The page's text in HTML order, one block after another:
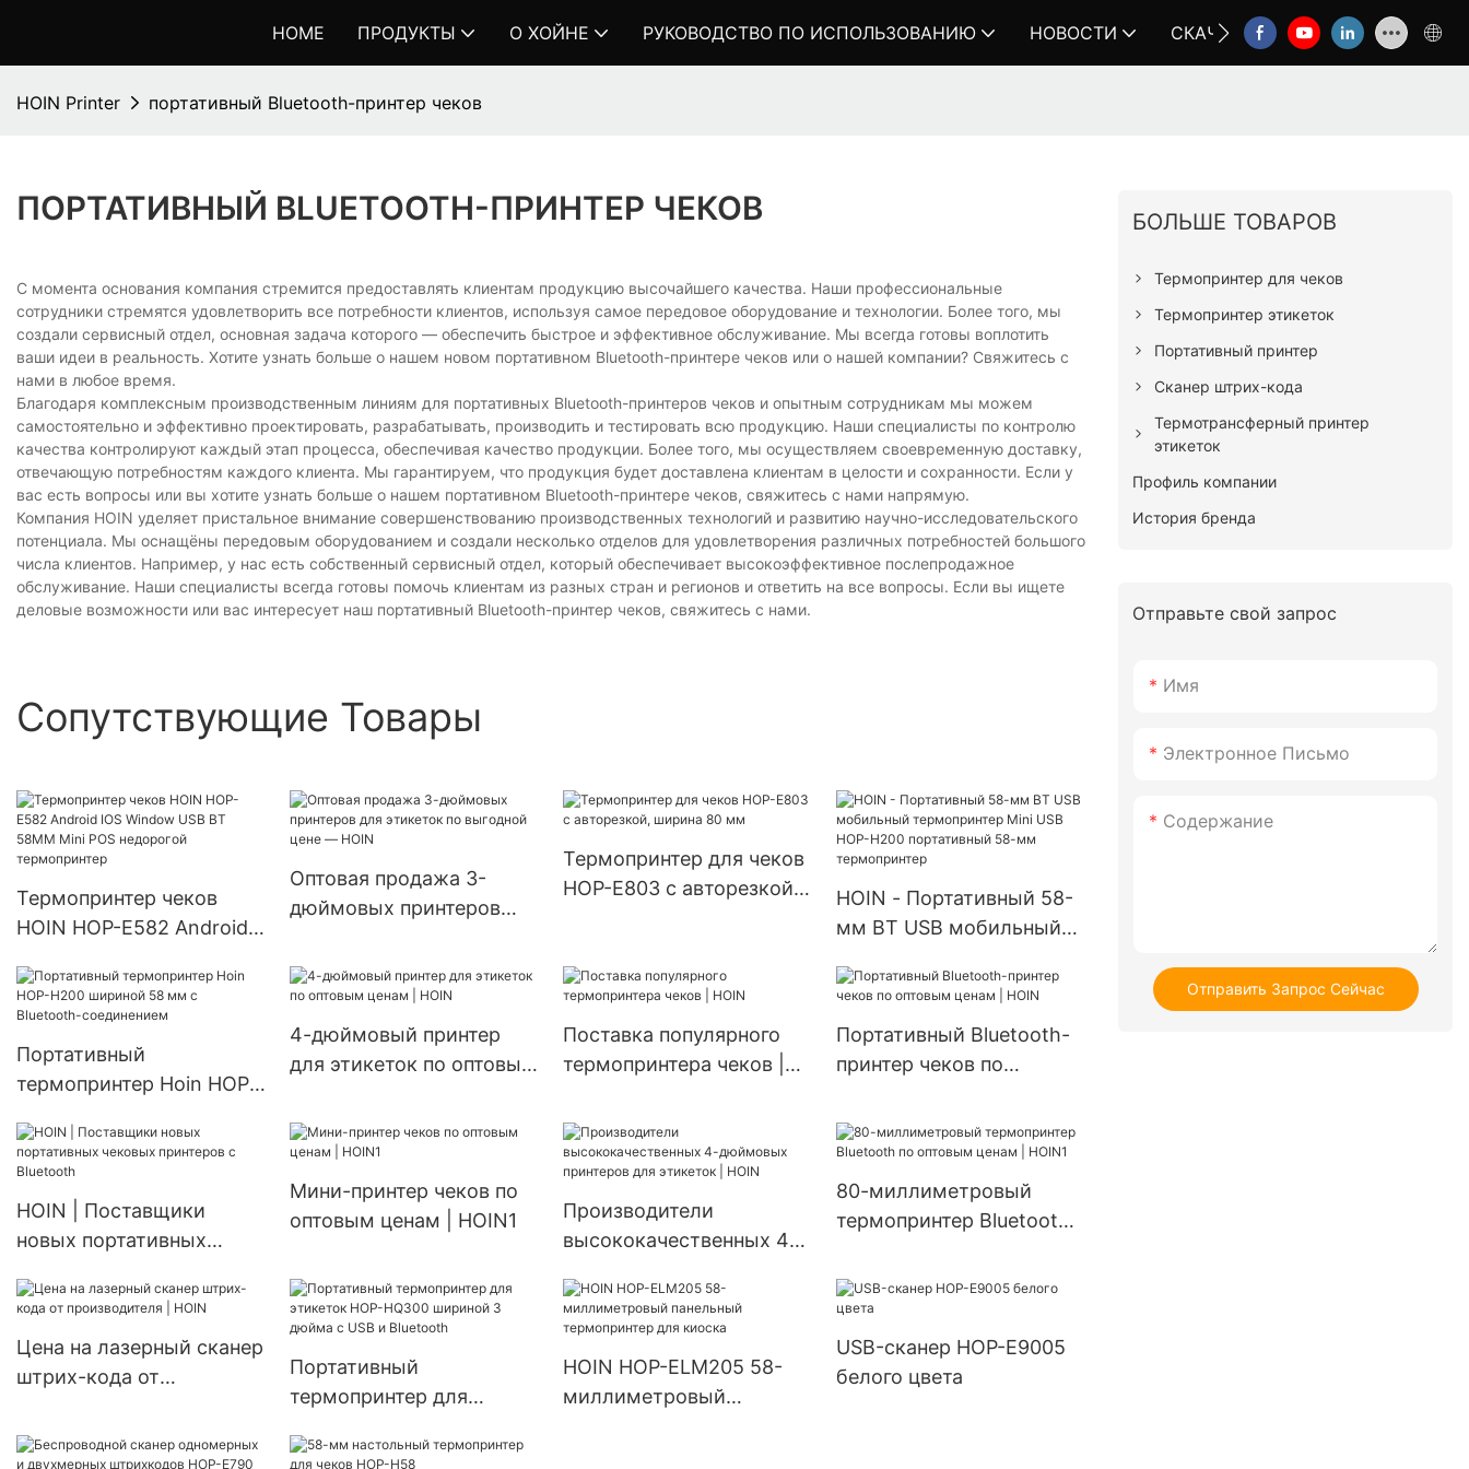
HOME ПРОДУКТЫ О ХОЙНЕ РУКОВОДСТВО ПО ИСПОЛЬЗОВАНИЮ НОВОСТИ СКАЧАТЬ СВЯЗАТЬСЯ С
HOIN Printer портативный Bluetooth-принтер чеков
ПОРТАТИВНЫЙ BLUETOOTH-ПРИНТЕР ЧЕКОВ
С момента основания компания стремится предоставлять клиентам продукцию высочайшего качества. Наши профессиональные
сотрудники стремятся удовлетворить все потребности клиентов, используя самое передовое оборудование и технологии. Более того, мы
создали сервисный отдел, основная задача которого — обеспечить быстрое и эффективное обслуживание. Мы всегда готовы воплотить
ваши идеи в реальность. Хотите узнать больше о нашем новом портативном Bluetooth-принтере чеков или о нашей компании? Свяжитесь с
нами в любое время.
Благодаря комплексным производственным линиям для портативных Bluetooth-принтеров чеков и опытным сотрудникам мы можем
самостоятельно и эффективно проектировать, разрабатывать, производить и тестировать всю продукцию. Наши специалисты по контролю
качества контролируют каждый этап процесса, обеспечивая качество продукции. Более того, мы осуществляем своевременную доставку,
отвечающую потребностям каждого клиента. Мы гарантируем, что продукция будет доставлена ​​клиентам в целости и сохранности. Если у
вас есть вопросы или вы хотите узнать больше о нашем портативном Bluetooth-принтере чеков, свяжитесь с нами напрямую.
Компания HOIN уделяет пристальное внимание совершенствованию производственных технологий и развитию научно-исследовательского
потенциала. Мы оснащёны передовым оборудованием и создали несколько отделов для удовлетворения различных потребностей большого
числа клиентов. Например, у нас есть собственный сервисный отдел, который обеспечивает высокоэффективное послепродажное
обслуживание. Наши специалисты всегда готовы помочь клиентам из разных стран и регионов и ответить на все вопросы. Если вы ищете
деловые возможности или вас интересует наш портативный Bluetooth-принтер чеков, свяжитесь с нами.
Сопутствующие Товары
Термопринтер чеков
HOIN HOP-E582 Android
58MM Mini POS
недорогой термопринтер
Оптовая продажа 3-
дюймовых принтеров
выгодной цене — HOIN
Термопринтер для чеков
HOP-E803 с авторезкой,
HOIN - Портативный 58-
мм BT USB мобильный
HOP-H200 портативный
Портативный
термопринтер Hoin HOP-
Bluetooth-соединением
4-дюймовый принтер
для этикеток по оптовым
Поставка популярного
термопринтера чеков |
Портативный Bluetooth-
принтер чеков по
HOIN | Поставщики
новых портативных
Bluetooth
Мини-принтер чеков по
оптовым ценам | HOIN1
Производители
высококачественных 4-
для этикеток | HOIN
80-миллиметровый
термопринтер Bluetooth
HOIN1
Цена на лазерный сканер
штрих-кода от
Портативный
термопринтер для
шириной 3 дюйма с USB
HOIN HOP-ELM205 58-
миллиметровый
USB-сканер HOP-E9005
белого цвета
БОЛЬШЕ ТОВАРОВ
Термопринтер для чеков
Термопринтер этикеток
Портативный принтер
Сканер штрих-кода
Термотрансферный принтер
этикеток
Профиль компании
История бренда
Отправьте свой запрос
Имя
Электронное Письмо
Содержание
Отправить Запрос Сейчас